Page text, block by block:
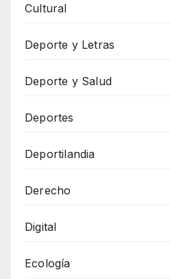
Cultural
Deporte y Letras
Deporte y Salud
Deportes
Deportilandia
Derecho
Digital
Ecología